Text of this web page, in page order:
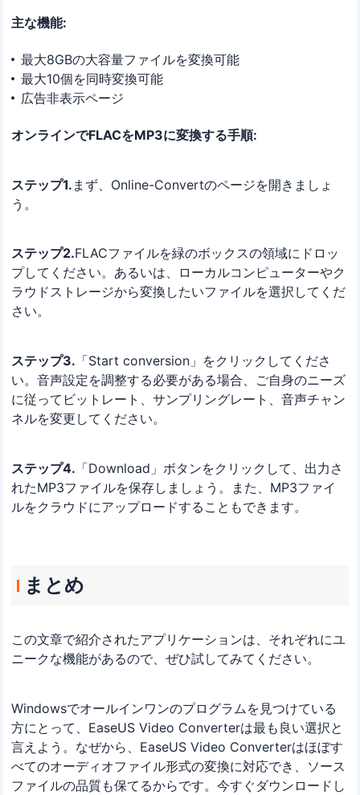
主な機能:
最大8GBの大容量ファイルを変換可能
最大10個を同時変換可能
広告非表示ページ
オンラインでFLACをMP3に変換する手順:
ステップ1. まず、Online-Convertのページを開きましょ
う。
ステップ2.FLACファイルを緑のボックスの領域にドロッ
プしてください。あるいは、ローカルコンピューターやク
ラウドストレージから変換したいファイルを選択してくだ
さい。
ステップ3. 「Start conversion」をクリックしてくださ
い。音声設定を調整する必要がある場合、ご自身のニーズ
に従ってビットレート、サンプリングレート、音声チャン
ネルを変更してください。
ステップ4. 「Download」ボタンをクリックして、出力さ
れたMP3ファイルを保存しましょう。また、MP3ファイ
ルをクラウドにアップロードすることもできます。
まとめ
この文章で紹介されたアプリケーションは、それぞれにユ
ニークな機能があるので、ぜひ試してみてください。
Windowsでオールインワンのプログラムを見つけている
方にとって、EaseUS Video Converterは最も良い選択と
言えよう。なぜから、EaseUS Video Converterはほぼす
べてのオーディオファイル形式の変換に対応でき、ソース
ファイルの品質も保てるからです。今すぐダウンロードし